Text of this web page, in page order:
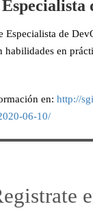
Especialista de
habilidades en
en: http://
06-10/